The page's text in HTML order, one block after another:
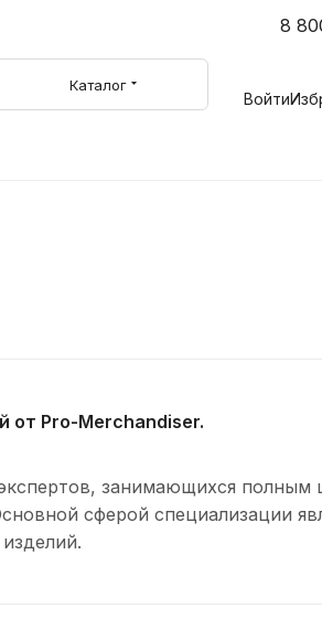
8
Каталог
Войти
от Pro-Merchandiser.
занимающихся полным
сферой специализации